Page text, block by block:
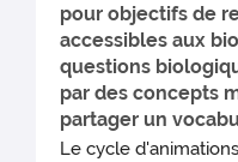
pour objectifs de
accessibles aux
questions
par des concepts
partager un
Le cycle